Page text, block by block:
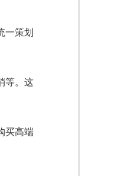
一策划
等。这
买高端